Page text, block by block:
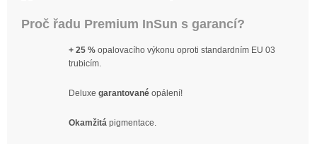
Proč řadu Premium InSun s garancí?
+ 25 % opalovacího výkonu oproti standardním EU 03
trubicím.
Deluxe garantované opálení!
Okamžitá pigmentace.